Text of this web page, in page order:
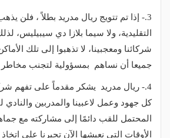
3.- إذا تم تتويج ريال مدريد بطلاً ، فلن
التقليدية، ولا سيما بلازا دي سيبيليس،
شركائنا ومعجبينا، لا تذهبوا إلى تلك
جميعا أن نساهم بمسؤولية لتجنب مخاطر
4.- ريال مدريد يشكر مقدماً على تفهم
كل جهود وعمل لاعبينا والمدربين والنادي
المحتمل للقب دائمًا إلى مشاركته مع
الأوقات التي نعيشها الآن تجبرنا على